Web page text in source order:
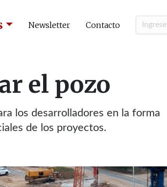
Newsletter Contacto
el pozo
los desarrolladores en la forma
de los proyectos.